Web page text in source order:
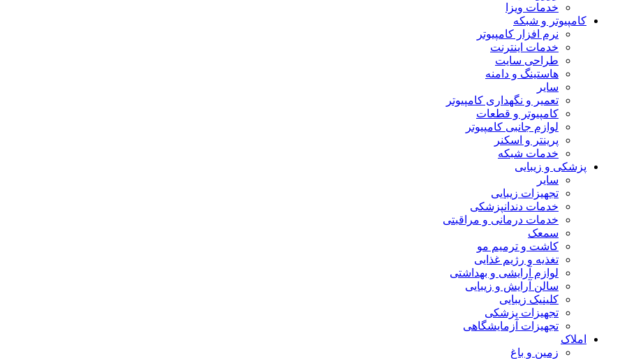
خدمات ویزا
کامپیوتر و شبکه
نرم افزار کامپیوتر
خدمات اینترنت
طراحی سایت
هاستینگ و دامنه
سایر
تعمیر و نگهداری کامپیوتر
کامپیوتر و قطعات
لوازم جانبی کامپیوتر
پرینتر و اسکنر
خدمات شبکه
پزشکی و زیبایی
سایر
تجهیزات زیبایی
خدمات دندانپزشکی
خدمات درمانی و مراقبتی
سمعک
کاشت و ترمیم مو
تغذیه و رژیم غذایی
لوازم آرایشی و بهداشتی
سالن آرایش و زیبایی
کلینیک زیبایی
تجهیزات پزشکی
تجهیزات آزمایشگاهی
املاک
زمین و باغ